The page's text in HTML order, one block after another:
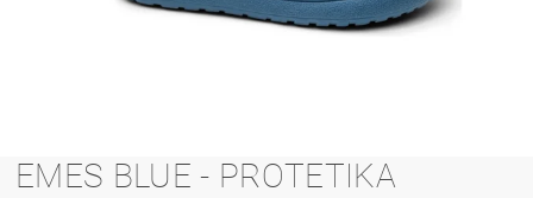
EMES BLUE - PROTETIKA